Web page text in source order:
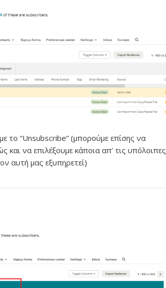
το “Unsubscribe” (μπορούμε επίσης να
να επιλέξουμε κάποια απ’ τις υπόλοιπες
αυτή μας εξυπηρετεί)